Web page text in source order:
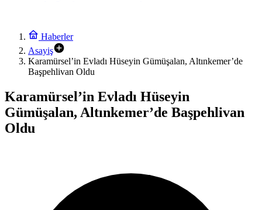
Haberler
Asayiş
Karamürsel’in Evladı Hüseyin Gümüşalan, Altınkemer’de
Başpehlivan Oldu
Karamürsel’in Evladı Hüseyin
Gümüşalan, Altınkemer’de Başpehlivan
Oldu